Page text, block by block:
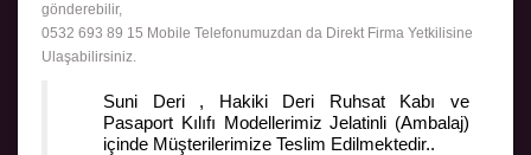
gönderebilir,
0532 693 89 15 Mobile Telefonumuzdan da Direkt Firma Yetkilisine
Ulaşabilirsiniz.
Suni Deri , Hakiki Deri Ruhsat Kabı ve
Pasaport Kılıfı Modellerimiz Jelatinli (Ambalaj)
içinde Müşterilerimize Teslim Edilmektedir..